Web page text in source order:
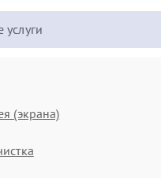
(экрана)